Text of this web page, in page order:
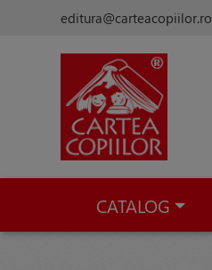
editura@carteacopiilor.ro
CATALOG